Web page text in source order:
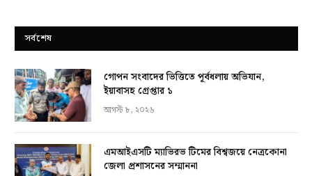
সর্বশেষ
গোপন সংবাদের ভিত্তিতে পূর্বধলায় অভিযান,
ইয়াবাসহ গ্রেপ্তার ১
আগস্ট ৮, ২০২৬
এমআইএসটি ম্যাভিরভ টিমের বিশ্বজয়ে নেত্রকোনা
জেলা প্রশাসনের সম্মাননা